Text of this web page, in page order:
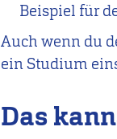
Beispiel für
Auch wenn du
ein Studium
Das